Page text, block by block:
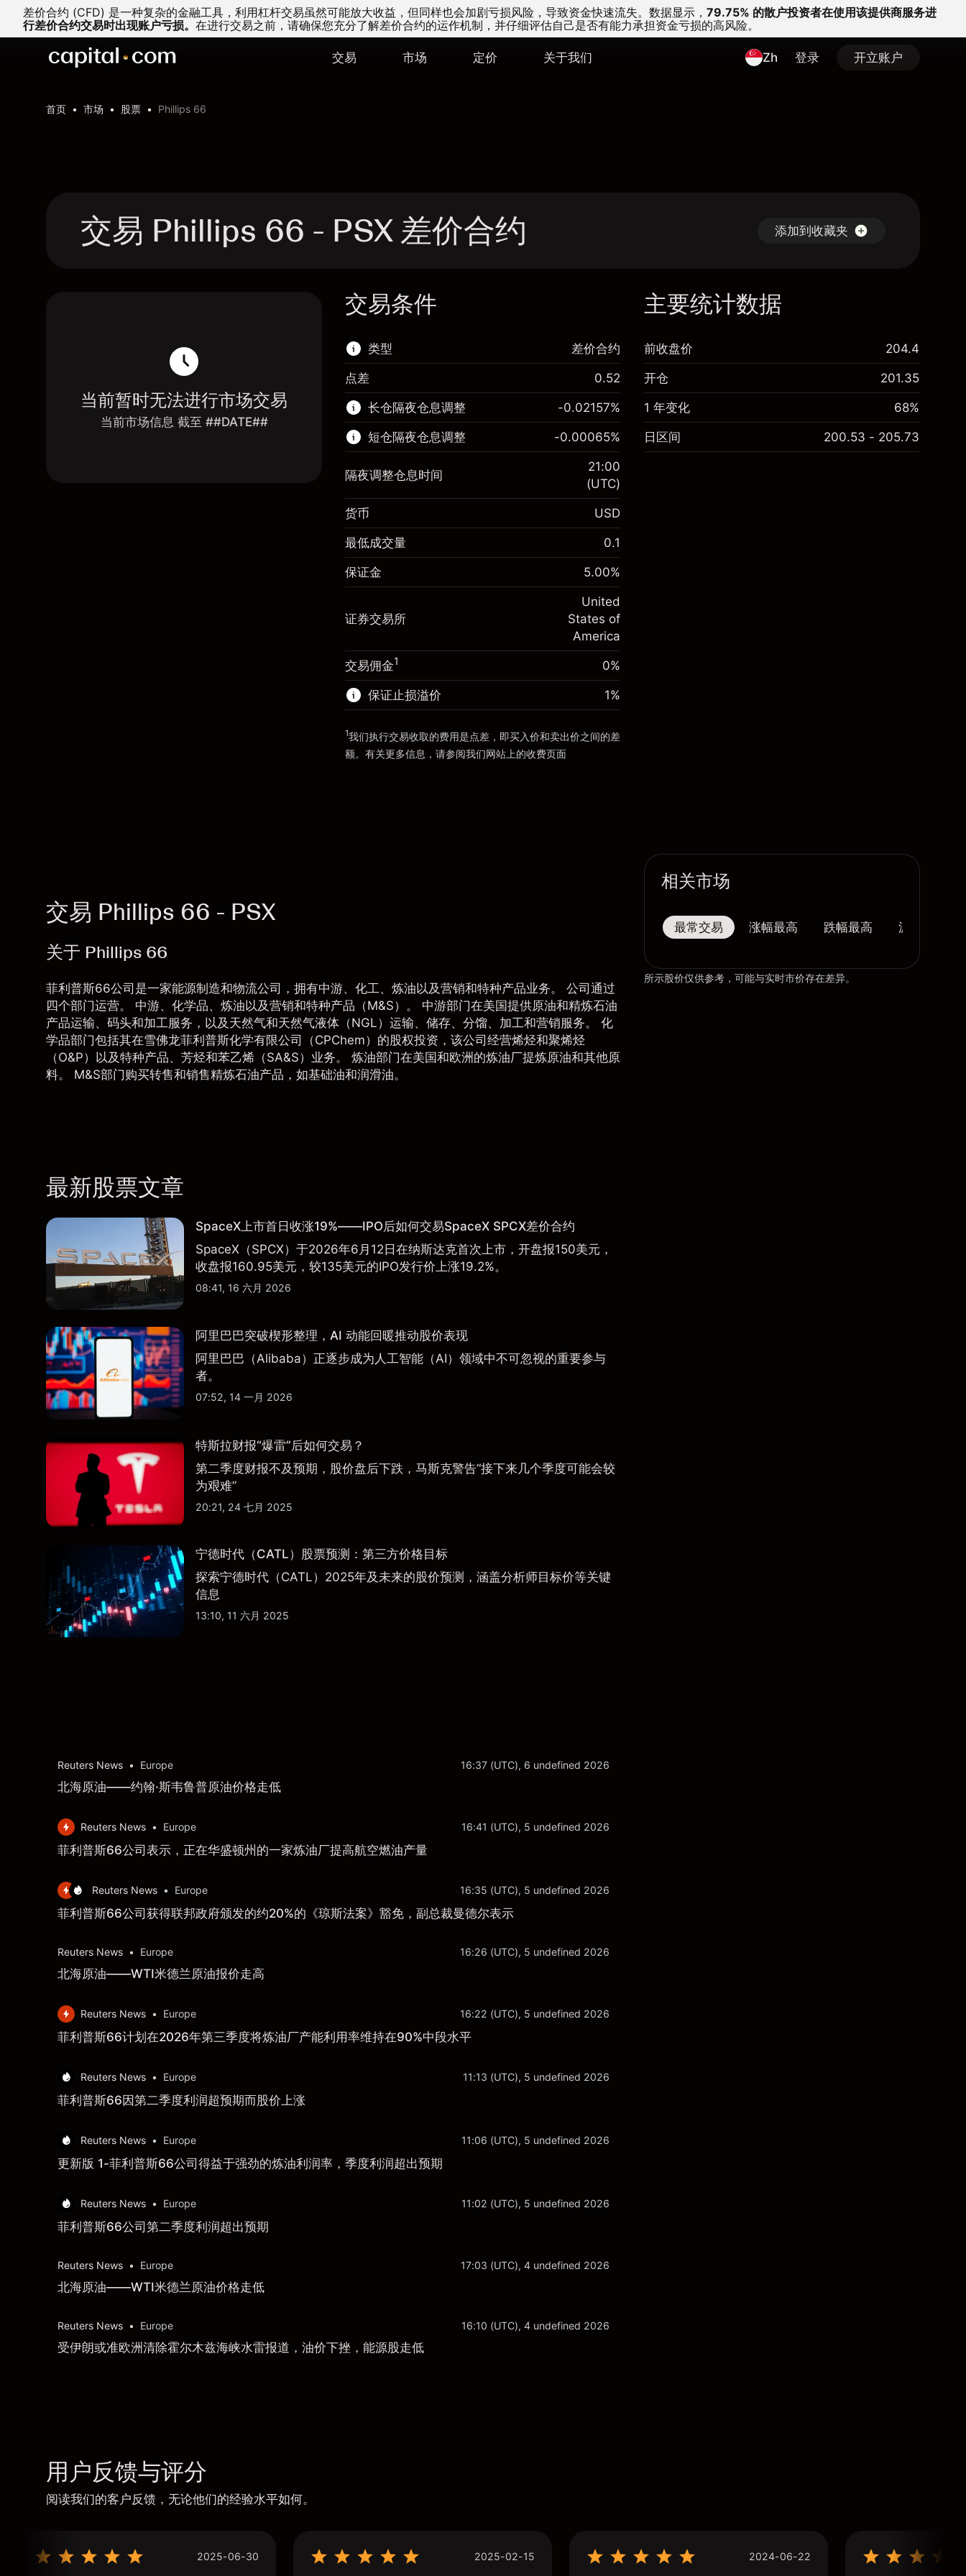
差价合约 (CFD) 是一种复杂的金融工具，利用杠杆交易虽然可能放大收益，但同样也会加剧亏损风险，导致资金快速流失。 数据显示， 79.75% 的散户投资者在使用该提供商服务进
行差价合约交易时出现账户亏损。 在进行交易之前，请确保您充分了解差价合约的运作机制，并仔细评估自己是否有能力承担资金亏损的高风险。
交易 市场 定价 关于我们 Zh 登录 开立账户
首页 市场 股票 Phillips 66
交易 Phillips 66 - PSX 差价合约 添加到收藏夹
当前暂时无法进行市场交易
当前市场信息 截至 ##DATE##
交易条件
类型
该金融市场可进行差价合约交易。
了解更多:
差价合约
差价合约
点差 0.52
长仓隔夜仓息调整
$1,000.00
隔夜仓息
来自头寸全值的费用
-0.021568
(-$4.31)
来自杠杆的资金 - 美元（大约值）
$19,000.00
前往平台
-0.02157%
短仓隔夜仓息调整
保证金。您的投资 $1,000.00
来自头寸全值的费用
-0.000654
(-$0.13)
使用杠杆的交易规模（大约值）
$20,000.00
$19,000.00
前往平台
-0.00065%
隔夜调整仓息时间
21:00
(UTC)
货币 USD
最低成交量 0.1
保证金 5.00%
证券交易所
United
States of
America
交易佣金1 0%
保证止损溢价
“服务费用”
1%
1我们执行交易收取的费用是点差，即买入价和卖出价之间的差
额。有关更多信息，请参阅我们网站上的收费页面
主要统计数据
前收盘价 204.4
开仓 201.35
1 年变化 68%
日区间 200.53 - 205.73
交易 Phillips 66 - PSX
关于 Phillips 66
菲利普斯66公司是一家能源制造和物流公司，拥有中游、化工、炼油以及营销和特种产品业务。 公司通过
四个部门运营。 中游、化学品、炼油以及营销和特种产品（M&S）。 中游部门在美国提供原油和精炼石油
产品运输、码头和加工服务，以及天然气和天然气液体（NGL）运输、储存、分馏、加工和营销服务。 化
学品部门包括其在雪佛龙菲利普斯化学有限公司（CPChem）的股权投资，该公司经营烯烃和聚烯烃
（O&P）以及特种产品、芳烃和苯乙烯（SA&S）业务。 炼油部门在美国和欧洲的炼油厂提炼原油和其他原
料。 M&S部门购买转售和销售精炼石油产品，如基础油和润滑油。
最新股票文章
SpaceX上市首日收涨19%——IPO后如何交易SpaceX SPCX差价合约
SpaceX（SPCX）于2026年6月12日在纳斯达克首次上市，开盘报150美元，
收盘报160.95美元，较135美元的IPO发行价上涨19.2%。
08:41, 16 六月 2026
阿里巴巴突破楔形整理，AI 动能回暖推动股价表现
阿里巴巴（Alibaba）正逐步成为人工智能（AI）领域中不可忽视的重要参与
者。
07:52, 14 一月 2026
特斯拉财报“爆雷”后如何交易？
第二季度财报不及预期，股价盘后下跌，马斯克警告“接下来几个季度可能会较
为艰难”
20:21, 24 七月 2025
宁德时代（CATL）股票预测：第三方价格目标
探索宁德时代（CATL）2025年及未来的股价预测，涵盖分析师目标价等关键
信息
13:10, 11 六月 2025
Reuters News • Europe 16:37 (UTC), 6 undefined 2026
北海原油——约翰·斯韦鲁普原油价格走低
Reuters News • Europe 16:41 (UTC), 5 undefined 2026
菲利普斯66公司表示，正在华盛顿州的一家炼油厂提高航空燃油产量
Reuters News • Europe 16:35 (UTC), 5 undefined 2026
菲利普斯66公司获得联邦政府颁发的约20%的《琼斯法案》豁免，副总裁曼德尔表示
Reuters News • Europe 16:26 (UTC), 5 undefined 2026
北海原油——WTI米德兰原油报价走高
Reuters News • Europe 16:22 (UTC), 5 undefined 2026
菲利普斯66计划在2026年第三季度将炼油厂产能利用率维持在90%中段水平
Reuters News • Europe 11:13 (UTC), 5 undefined 2026
菲利普斯66因第二季度利润超预期而股价上涨
Reuters News • Europe 11:06 (UTC), 5 undefined 2026
更新版 1-菲利普斯66公司得益于强劲的炼油利润率，季度利润超出预期
Reuters News • Europe 11:02 (UTC), 5 undefined 2026
菲利普斯66公司第二季度利润超出预期
Reuters News • Europe 17:03 (UTC), 4 undefined 2026
北海原油——WTI米德兰原油价格走低
Reuters News • Europe 16:10 (UTC), 4 undefined 2026
受伊朗或准欧洲清除霍尔木兹海峡水雷报道，油价下挫，能源股走低
相关市场
最常交易 涨幅最高 跌幅最高 波幅最大
所示股价仅供参考，可能与实时市价存在差异。
用户反馈与评分
阅读我们的客户反馈，无论他们的经验水平如何。
2025-06-30 2025-02-15 2024-06-22